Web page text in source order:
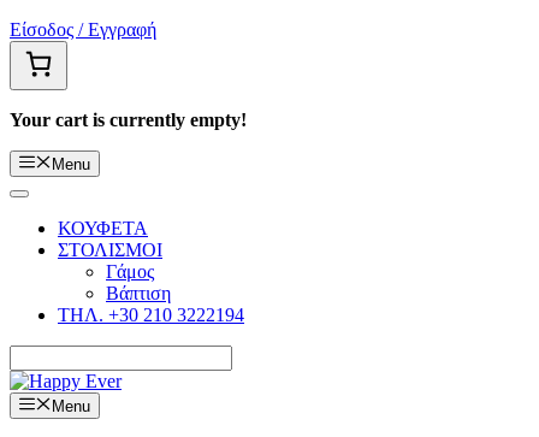
Είσοδος / Εγγραφή
Your cart is currently empty!
Menu
ΚΟΥΦΕΤΑ
ΣΤΟΛΙΣΜΟΙ
Γάμος
Βάπτιση
ΤΗΛ. +30 210 3222194
Menu